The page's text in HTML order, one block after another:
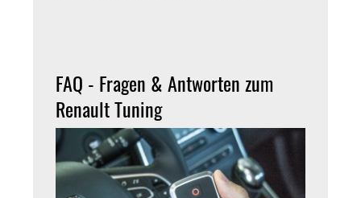
FAQ - Fragen & Antworten zum
Renault Tuning